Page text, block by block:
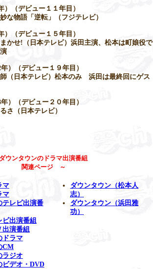
）（デビュー１１年目）
な物語「逆転」（フジテレビ）
）（デビュー１５年目）
かせ!（日本テレビ）浜田主演、松本は町娘役で
）（デビュー１９年目）
（日本テレビ）松本のみ 浜田は最終回にゲス
）（デビュー２０年目）
さ（日本テレビ）
ダウンタウンのドラマ出演番組
関連ページ ～
マ
マ
テレビ出演番
出演番組
演番組
ドラマ
CM
ラジオ
ビデオ・DVD
ダウンタウン（松本人
志）
ダウンタウン（浜田雅
功）